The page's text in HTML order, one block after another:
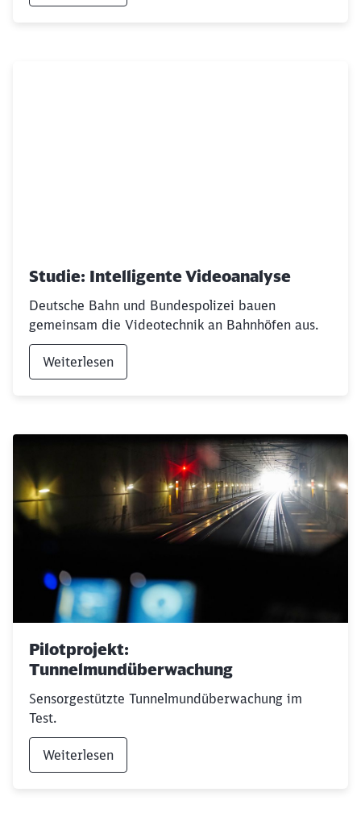
Studie: Intelligente Videoanalyse
Deutsche Bahn und Bundespolizei bauen
gemeinsam die Videotechnik an Bahnhöfen aus.
Weiterlesen
Pilotprojekt:
Tunnelmundüberwachung
Sensorgestützte Tunnelmundüberwachung im
Test.
Weiterlesen